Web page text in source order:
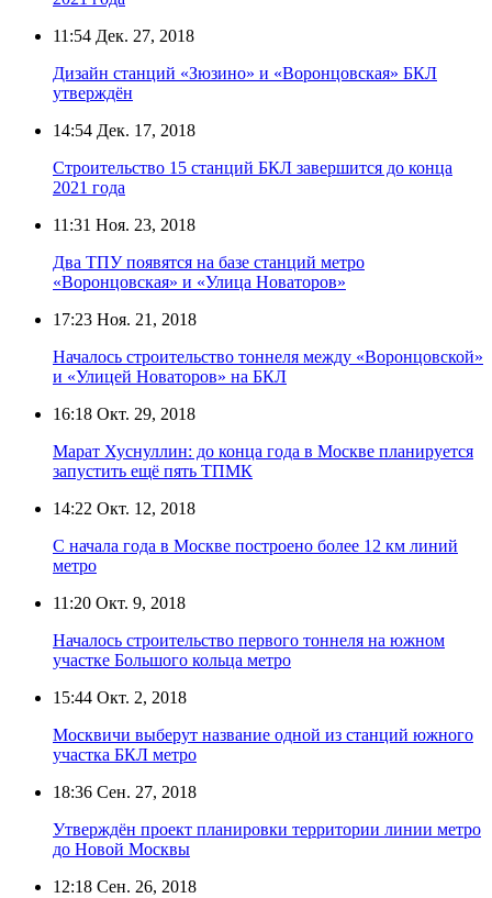
11:54 Дек. 27, 2018
Дизайн станций «Зюзино» и «Воронцовская» БКЛ
утверждён
14:54 Дек. 17, 2018
Строительство 15 станций БКЛ завершится до конца
2021 года
11:31 Ноя. 23, 2018
Два ТПУ появятся на базе станций метро
«Воронцовская» и «Улица Новаторов»
17:23 Ноя. 21, 2018
Началось строительство тоннеля между «Воронцовской»
и «Улицей Новаторов» на БКЛ
16:18 Окт. 29, 2018
Марат Хуснуллин: до конца года в Москве планируется
запустить ещё пять ТПМК
14:22 Окт. 12, 2018
С начала года в Москве построено более 12 км линий
метро
11:20 Окт. 9, 2018
Началось строительство первого тоннеля на южном
участке Большого кольца метро
15:44 Окт. 2, 2018
Москвичи выберут название одной из станций южного
участка БКЛ метро
18:36 Сен. 27, 2018
Утверждён проект планировки территории линии метро
до Новой Москвы
12:18 Сен. 26, 2018